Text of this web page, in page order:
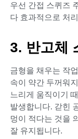
우선 간접 스퀴즈
다 효과적으로 처
3. 반고체
금형을 채우는 작
속이 약간 두꺼워
느리게 움직이기
발생합니다. 갇힌
멍이 적다는 것을
잘 유지됩니다.